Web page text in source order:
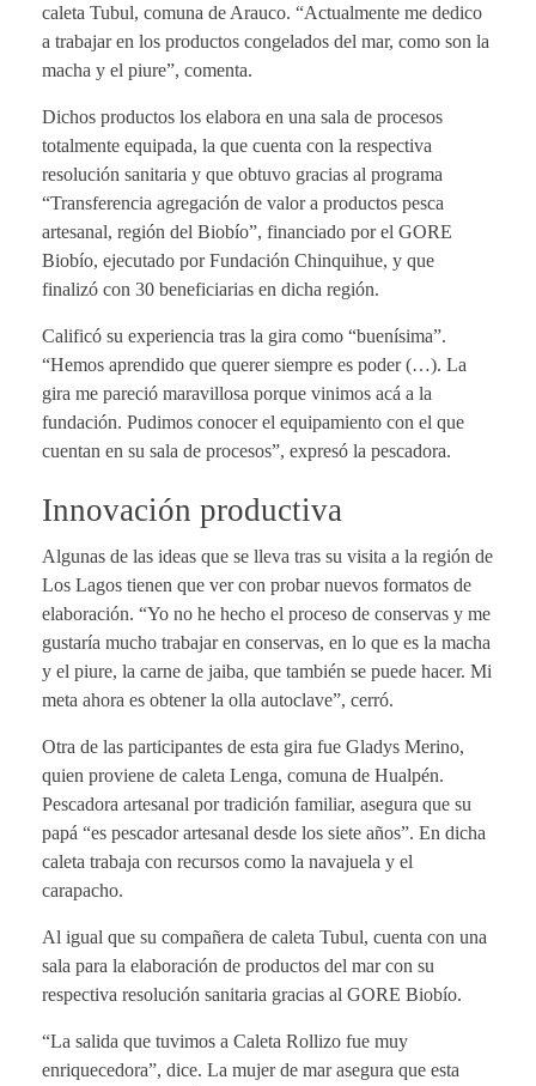
caleta Tubul, comuna de Arauco. “Actualmente me dedico
a trabajar en los productos congelados del mar, como son la
macha y el piure”, comenta.
Dichos productos los elabora en una sala de procesos
totalmente equipada, la que cuenta con la respectiva
resolución sanitaria y que obtuvo gracias al programa
“Transferencia agregación de valor a productos pesca
artesanal, región del Biobío”, financiado por el GORE
Biobío, ejecutado por Fundación Chinquihue, y que
finalizó con 30 beneficiarias en dicha región.
Calificó su experiencia tras la gira como “buenísima”.
“Hemos aprendido que querer siempre es poder (…). La
gira me pareció maravillosa porque vinimos acá a la
fundación. Pudimos conocer el equipamiento con el que
cuentan en su sala de procesos”, expresó la pescadora.
Innovación productiva
Algunas de las ideas que se lleva tras su visita a la región de
Los Lagos tienen que ver con probar nuevos formatos de
elaboración. “Yo no he hecho el proceso de conservas y me
gustaría mucho trabajar en conservas, en lo que es la macha
y el piure, la carne de jaiba, que también se puede hacer. Mi
meta ahora es obtener la olla autoclave”, cerró.
Otra de las participantes de esta gira fue Gladys Merino,
quien proviene de caleta Lenga, comuna de Hualpén.
Pescadora artesanal por tradición familiar, asegura que su
papá “es pescador artesanal desde los siete años”. En dicha
caleta trabaja con recursos como la navajuela y el
carapacho.
Al igual que su compañera de caleta Tubul, cuenta con una
sala para la elaboración de productos del mar con su
respectiva resolución sanitaria gracias al GORE Biobío.
“La salida que tuvimos a Caleta Rollizo fue muy
enriquecedora”, dice. La mujer de mar asegura que esta